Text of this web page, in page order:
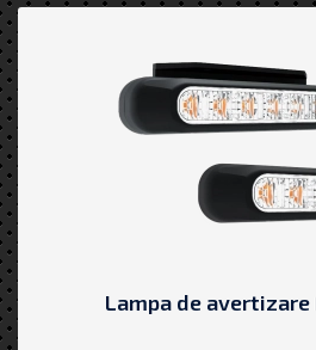
Lampa de avertizare